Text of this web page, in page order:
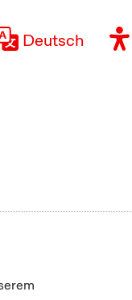
Deutsch